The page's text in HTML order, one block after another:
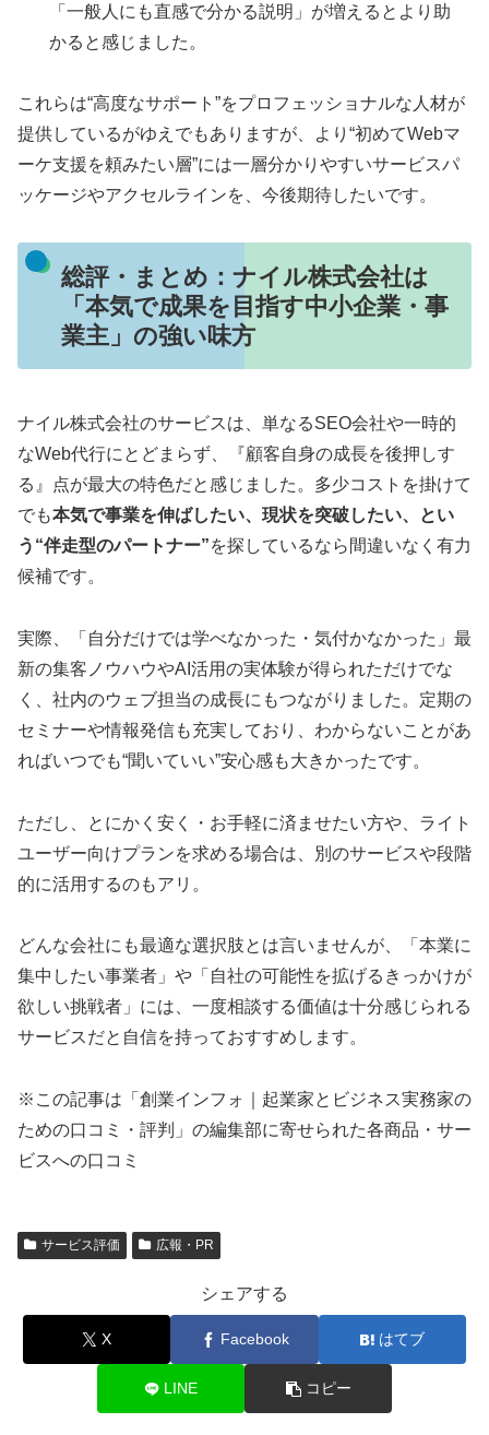
「一般人にも直感で分かる説明」が増えるとより助
かると感じました。
これらは“高度なサポート”をプロフェッショナルな人材が
提供しているがゆえでもありますが、より“初めてWebマ
ーケ支援を頼みたい層”には一層分かりやすいサービスパ
ッケージやアクセルラインを、今後期待したいです。
総評・まとめ：ナイル株式会社は
「本気で成果を目指す中小企業・事
業主」の強い味方
ナイル株式会社のサービスは、単なるSEO会社や一時的
なWeb代行にとどまらず、『顧客自身の成長を後押しす
る』点が最大の特色だと感じました。多少コストを掛けて
でも本気で事業を伸ばしたい、現状を突破したい、とい
う“伴走型のパートナー”を探しているなら間違いなく有力
候補です。
実際、「自分だけでは学べなかった・気付かなかった」最
新の集客ノウハウやAI活用の実体験が得られただけでな
く、社内のウェブ担当の成長にもつながりました。定期の
セミナーや情報発信も充実しており、わからないことがあ
ればいつでも“聞いていい”安心感も大きかったです。
ただし、とにかく安く・お手軽に済ませたい方や、ライト
ユーザー向けプランを求める場合は、別のサービスや段階
的に活用するのもアリ。
どんな会社にも最適な選択肢とは言いませんが、「本業に
集中したい事業者」や「自社の可能性を拡げるきっかけが
欲しい挑戦者」には、一度相談する価値は十分感じられる
サービスだと自信を持っておすすめします。
※この記事は「創業インフォ｜起業家とビジネス実務家の
ための口コミ・評判」の編集部に寄せられた各商品・サー
ビスへの口コミ
サービス評価 広報・PR
シェアする
X Facebook はてブ
LINE コピー